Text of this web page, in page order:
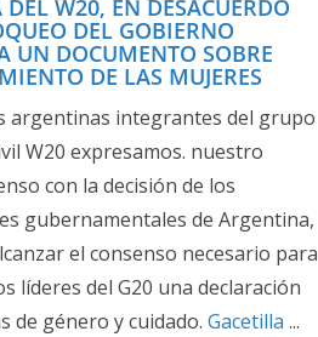
W20, EN DESACUERDO
DEL GOBIERNO
UN DOCUMENTO SOBRE
DE LAS MUJERES
argentinas integrantes del grupo
W20 expresamos. nuestro
con la decisión de los
gubernamentales de Argentina,
el consenso necesario para
líderes del G20 una declaración
de género y cuidado. Gacetilla ...